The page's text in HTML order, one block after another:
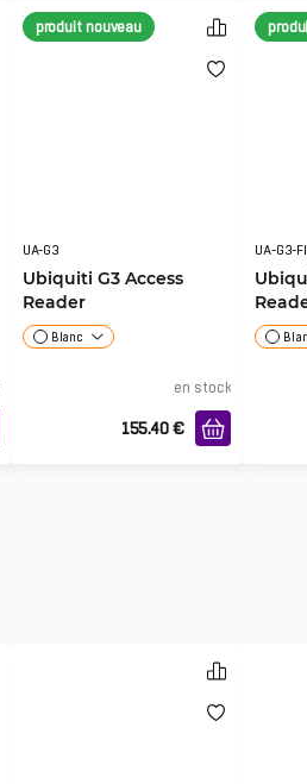
produit nouveau
UA-G3
Ubiquiti G3 Access
Reader
Blanc
en stock
155.40 €
UA-G3-